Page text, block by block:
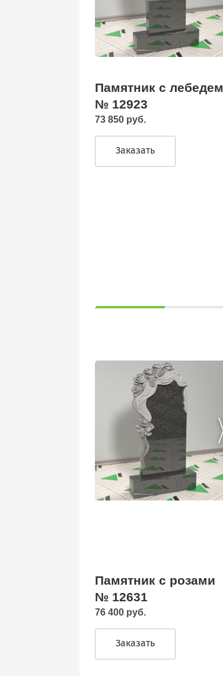
Памятник с лебедем
№ 12923
73 850 руб.
Заказать
Памятник с розами
№ 12631
76 400 руб.
Заказать